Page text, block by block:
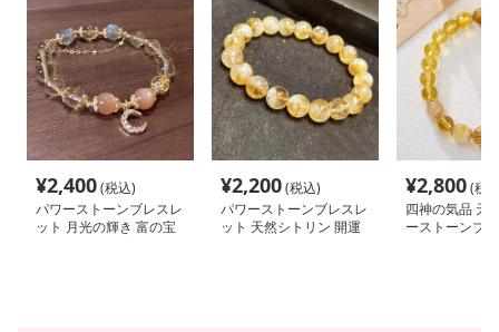
¥2,400(税込)
パワーストーンブレスレ
ット 月光の輝き 富の宝
¥2,200(税込)
パワーストーンブレスレ
ット 天然シトリン 開運
¥2,800(税
四神の気品 天
ーストーンブ